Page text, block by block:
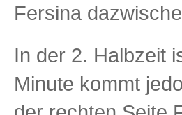
Fersina
In der 2. Halbzeit
Minute kommt